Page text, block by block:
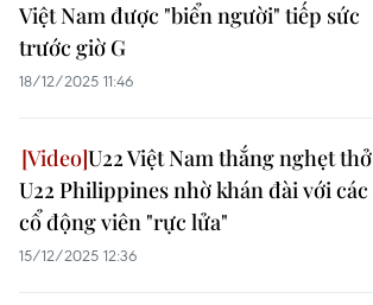
Việt Nam được "biển người" tiếp sức
trước giờ G
18/12/2025 11:46
U22 Việt Nam thắng nghẹt thở
U22 Philippines nhờ khán đài với các
cổ động viên "rực lửa"
15/12/2025 12:36